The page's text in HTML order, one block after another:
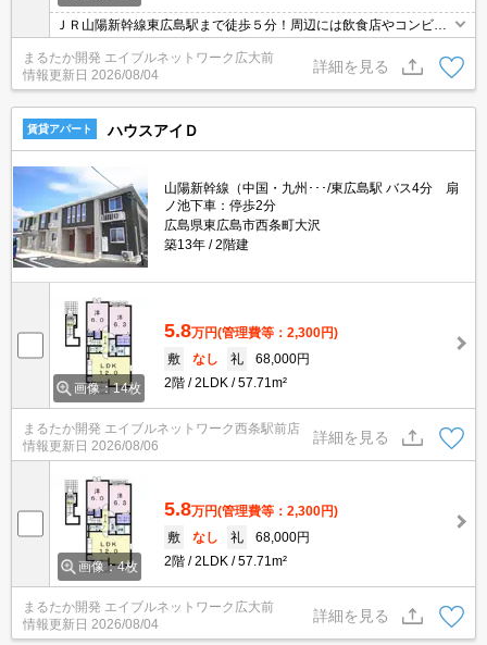
ＪＲ山陽新幹線東広島駅まで徒歩５分！周辺には飲食店やコンビニ
等日常生活に欠かせない施設がそろっています。国道２号線にも近
く，広島，福山両方面へのアクセス良好です！
まるたか開発 エイブルネットワーク広大前
情報更新日 2026/08/04
詳細を見る
賃貸アパート ハウスアイＤ
山陽新幹線（中国・九州･･･/東広島駅 バス4分 扇
ノ池下車：停歩2分
広島県東広島市西条町大沢
築13年
2階建
画像：14枚
5.8万円(管理費等：2,300円)
敷
なし 礼
68,000円
2階
2LDK 57.71m²
まるたか開発 エイブルネットワーク西条駅前店
情報更新日 2026/08/06
詳細を見る
画像：4枚
5.8万円(管理費等：2,300円)
敷
なし 礼
68,000円
2階
2LDK 57.71m²
まるたか開発 エイブルネットワーク広大前
情報更新日 2026/08/04
詳細を見る